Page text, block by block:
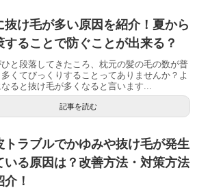
抜け毛が多い原因を紹介！夏から
することで防ぐことが出来る？
と段落してきたころ、枕元の髪の毛の数が普
くてびっくりすることってありませんか？よ
ると抜け毛が多くなると言います...
記事を読む
トラブルでかゆみや抜け毛が発生
いる原因は？改善方法・対策方法
介！